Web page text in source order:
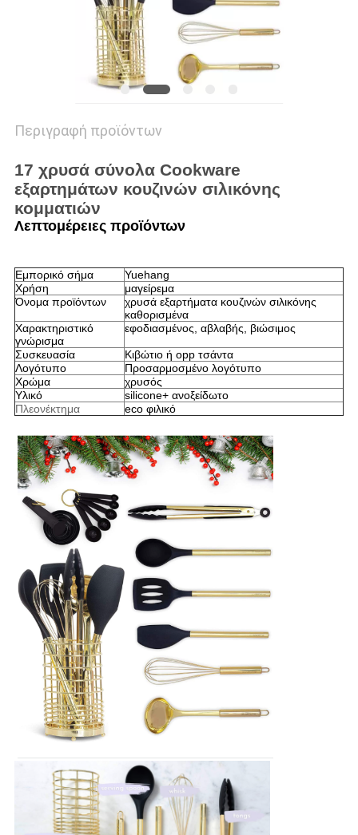
Περιγραφή προϊόντων
17 χρυσά σύνολα Cookware
εξαρτημάτων κουζινών σιλικόνης
κομματιών
Λεπτομέρειες προϊόντων
Εμπορικό σήμα
Yuehang
Χρήση
μαγείρεμα
Όνομα προϊόντων
χρυσά εξαρτήματα κουζινών σιλικόνης
καθορισμένα
Χαρακτηριστικό
γνώρισμα
εφοδιασμένος, αβλαβής, βιώσιμος
Συσκευασία
Κιβώτιο ή opp τσάντα
Λογότυπο
Προσαρμοσμένο λογότυπο
Χρώμα
χρυσός
Υλικό
silicone+ ανοξείδωτο
Πλεονέκτημα
eco φιλικό